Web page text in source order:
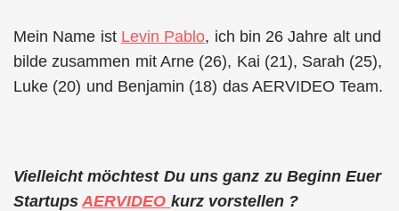
Mein Name ist Levin Pablo, ich bin 26 Jahre alt und
bilde zusammen mit Arne (26), Kai (21), Sarah (25),
Luke (20) und Benjamin (18) das AERVIDEO Team.
Vielleicht möchtest Du uns ganz zu Beginn Euer
StartupsAERVIDEO kurz vorstellen ?